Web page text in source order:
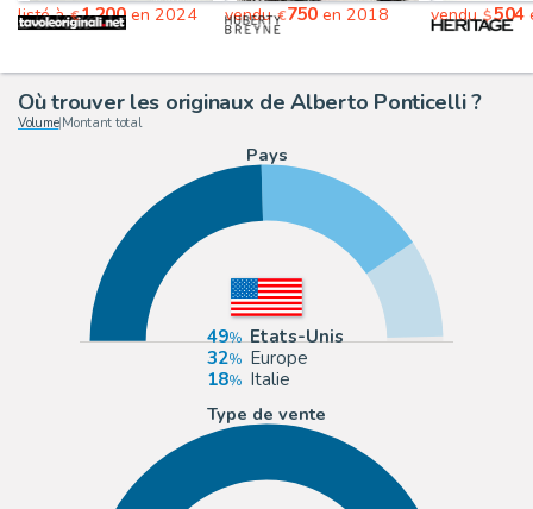
listé à€1,200en 2024 vendu€750 en 2018 vendu$504
Où trouver les originaux de Alberto Ponticelli ?
Volume| Montant total
Pays
49
Etats-Unis
32
Europe
18
Italie
Type de vente